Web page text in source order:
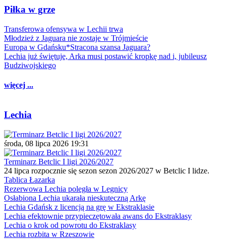
Piłka w grze
Transferowa ofensywa w Lechii trwa
Młodzież z Jaguara nie zostaje w Trójmieście
Europa w Gdańsku*Stracona szansa Jaguara?
Lechia już świętuje, Arka musi postawić kropkę nad i, jubileusz
Budziwojskiego
więcej ...
Lechia
środa, 08 lipca 2026 19:31
Terminarz Betclic I ligi 2026/2027
24 lipca rozpocznie się sezon sezon 2026/2027 w Betclic I lidze.
Tablica Łazarka
Rezerwowa Lechia poległa w Legnicy
Osłabiona Lechia ukarała nieskuteczną Arkę
Lechia Gdańsk z licencją na grę w Ekstraklasie
Lechia efektownie przypieczętowała awans do Ekstraklasy
Lechia o krok od powrotu do Ekstraklasy
Lechia rozbita w Rzeszowie